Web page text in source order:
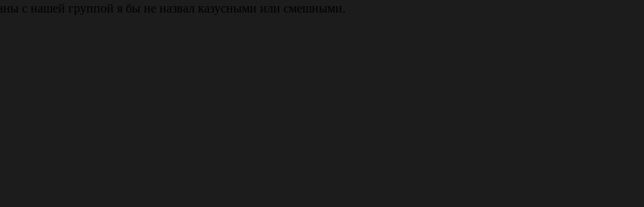
с нашей группой я бы не назвал казусными или смешными.